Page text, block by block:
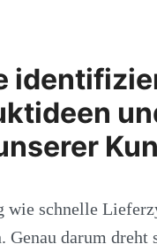
wie schnelle
darum dreht